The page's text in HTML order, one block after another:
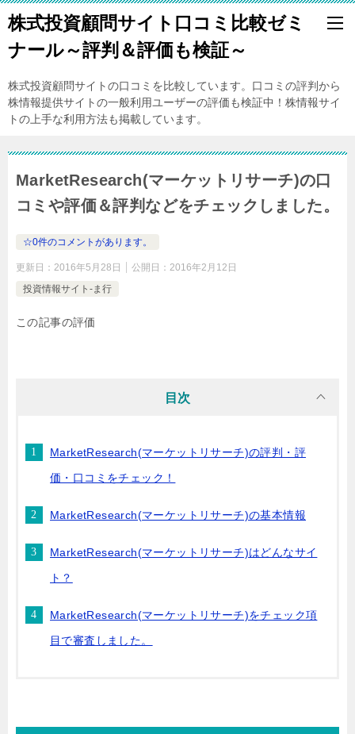
株式投資顧問サイト口コミ比較ゼミ
ナール～評判＆評価も検証～
株式投資顧問サイトの口コミを比較しています。口コミの評判から
株情報提供サイトの一般利用ユーザーの評価も検証中！株情報サイ
トの上手な利用方法も掲載しています。
MarketResearch(マーケットリサーチ)の口
コミや評価＆評判などをチェックしました。
☆0件のコメントがあります。
更新日： 2016年5月28日 公開日： 2016年2月12日
投資情報サイト-ま行
この記事の評価
目次
MarketResearch(マーケットリサーチ)の評判・評
価・口コミをチェック！
MarketResearch(マーケットリサーチ)の基本情報
MarketResearch(マーケットリサーチ)はどんなサイ
ト？
MarketResearch(マーケットリサーチ)をチェック項
目で審査しました。